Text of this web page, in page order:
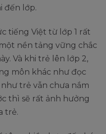
đến lớp.
tiếng Việt từ lớp 1 rất
nền tảng vững chắc
Và khi trẻ lên lớp 2,
môn khác như đọc
trẻ vẫn chưa nắm
thì sẽ rất ảnh hưởng
trẻ.